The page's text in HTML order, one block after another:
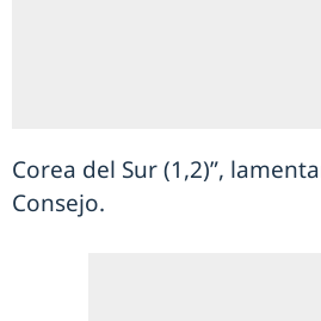
Corea del Sur (1,2)”,
Consejo.